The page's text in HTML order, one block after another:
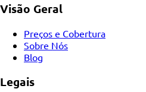
Visão Geral
Preços e Cobertura
Sobre Nós
Blog
Legais